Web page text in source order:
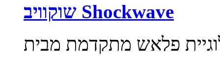
שוקוויב Shockwave